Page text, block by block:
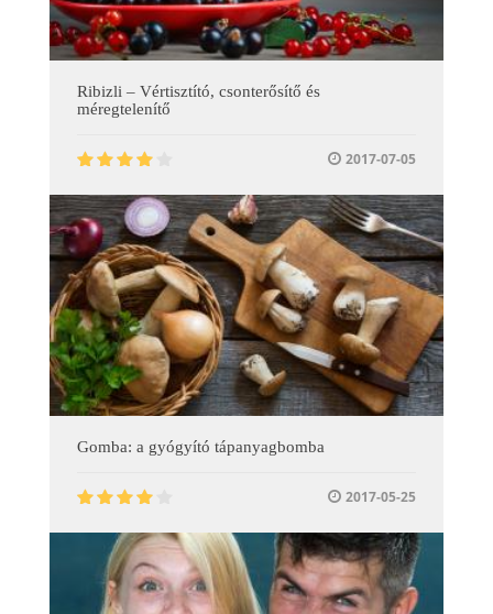
Ribizli – Vértisztító, csonterősítő és
méregtelenítő
2017-07-05
Gomba: a gyógyító tápanyagbomba
2017-05-25